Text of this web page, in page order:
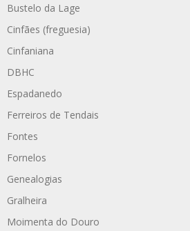
Bustelo da Lage
Cinfães (freguesia)
Cinfaniana
DBHC
Espadanedo
Ferreiros de Tendais
Fontes
Fornelos
Genealogias
Gralheira
Moimenta do Douro